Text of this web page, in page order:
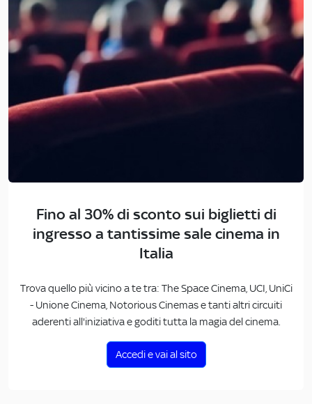
Fino al 30% di sconto sui biglietti di
ingresso a tantissime sale cinema in
Italia
Trova quello più vicino a te tra: The Space Cinema, UCI, UniCi
- Unione Cinema, Notorious Cinemas e tanti altri circuiti
aderenti all'iniziativa e goditi tutta la magia del cinema.
Accedi e vai al sito